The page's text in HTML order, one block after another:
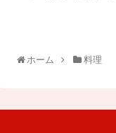
ホーム 料理